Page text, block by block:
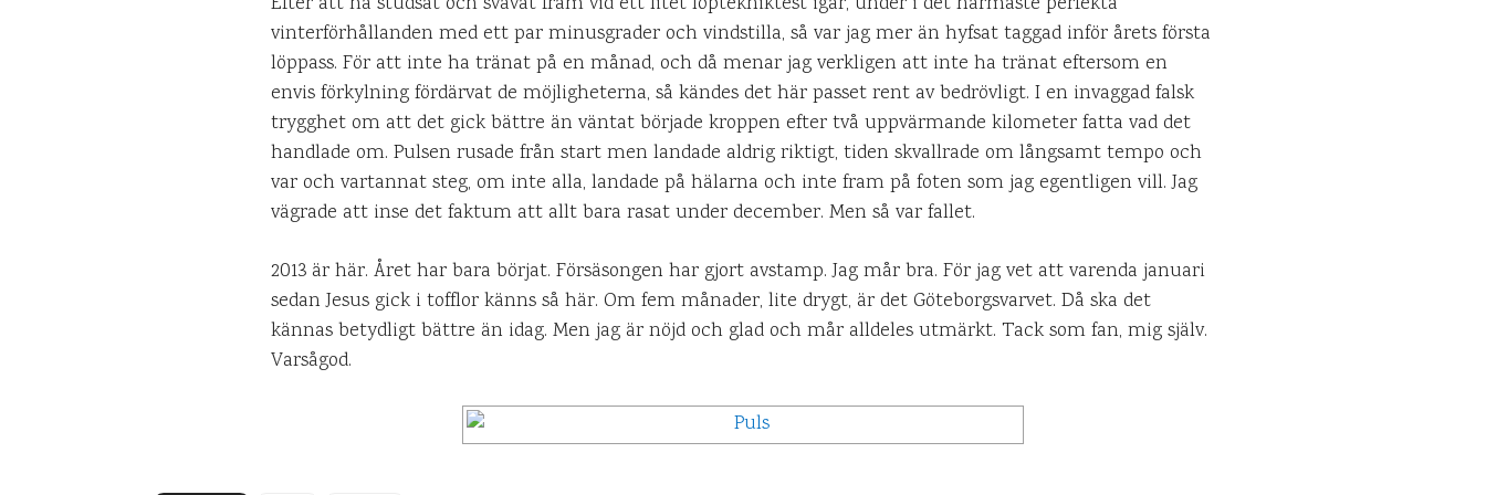
vinterförhållanden med ett par minusgrader och vindstilla, så var jag mer än hyfsat taggad inför årets första
löppass. För att inte ha tränat på en månad, och då menar jag verkligen att inte ha tränat eftersom en
envis förkylning fördärvat de möjligheterna, så kändes det här passet rent av bedrövligt. I en invaggad falsk
trygghet om att det gick bättre än väntat började kroppen efter två uppvärmande kilometer fatta vad det
handlade om. Pulsen rusade från start men landade aldrig riktigt, tiden skvallrade om långsamt tempo och
var och vartannat steg, om inte alla, landade på hälarna och inte fram på foten som jag egentligen vill. Jag
vägrade att inse det faktum att allt bara rasat under december. Men så var fallet.
2013 är här. Året har bara börjat. Försäsongen har gjort avstamp. Jag mår bra. För jag vet att varenda januari
sedan Jesus gick i tofflor känns så här. Om fem månader, lite drygt, är det Göteborgsvarvet. Då ska det
kännas betydligt bättre än idag. Men jag är nöjd och glad och mår alldeles utmärkt. Tack som fan, mig själv.
Varsågod.